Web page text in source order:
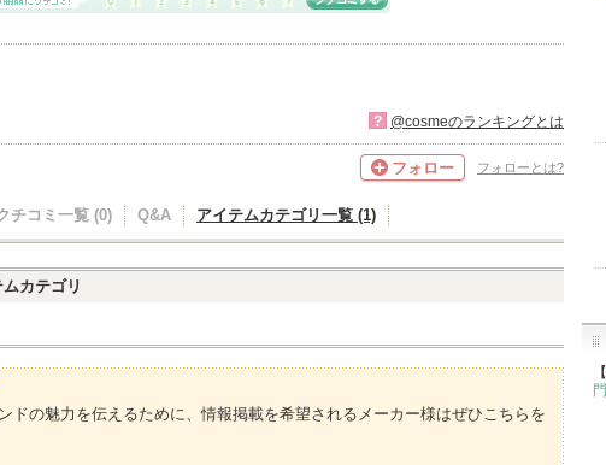
? @cosmeのランキングとは
フォロー フォローとは?
チコミ一覧 (0) Q&A アイテムカテゴリ一覧 (1)
カテゴリ
ドの魅力を伝えるために、情報掲載を希望されるメーカー様はぜひこちらを
【
門